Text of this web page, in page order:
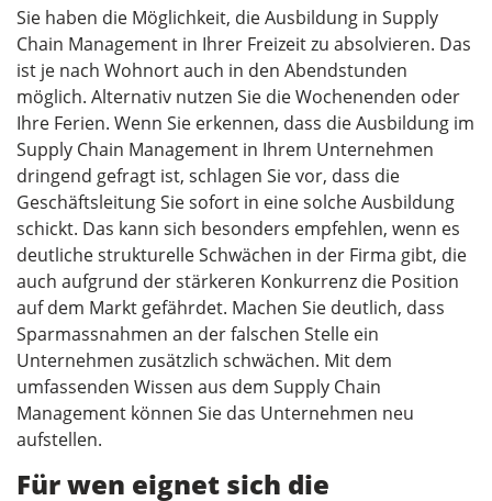
Sie haben die Möglichkeit, die Ausbildung in Supply
Chain Management in Ihrer Freizeit zu absolvieren. Das
ist je nach Wohnort auch in den Abendstunden
möglich. Alternativ nutzen Sie die Wochenenden oder
Ihre Ferien. Wenn Sie erkennen, dass die Ausbildung im
Supply Chain Management in Ihrem Unternehmen
dringend gefragt ist, schlagen Sie vor, dass die
Geschäftsleitung Sie sofort in eine solche Ausbildung
schickt. Das kann sich besonders empfehlen, wenn es
deutliche strukturelle Schwächen in der Firma gibt, die
auch aufgrund der stärkeren Konkurrenz die Position
auf dem Markt gefährdet. Machen Sie deutlich, dass
Sparmassnahmen an der falschen Stelle ein
Unternehmen zusätzlich schwächen. Mit dem
umfassenden Wissen aus dem Supply Chain
Management können Sie das Unternehmen neu
aufstellen.
Für wen eignet sich die